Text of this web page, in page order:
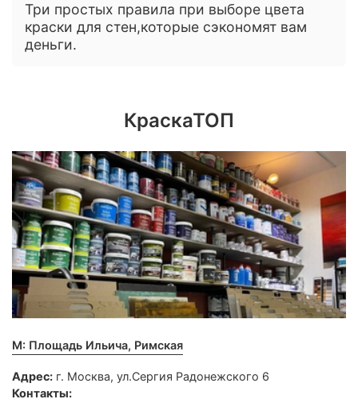
Три простых правила при выборе цвета
краски для стен,которые сэкономят вам
деньги.
КраскаТОП
М: Площадь Ильича, Римская
Адрес: г. Москва, ул.Сергия Радонежского 6
Контакты: